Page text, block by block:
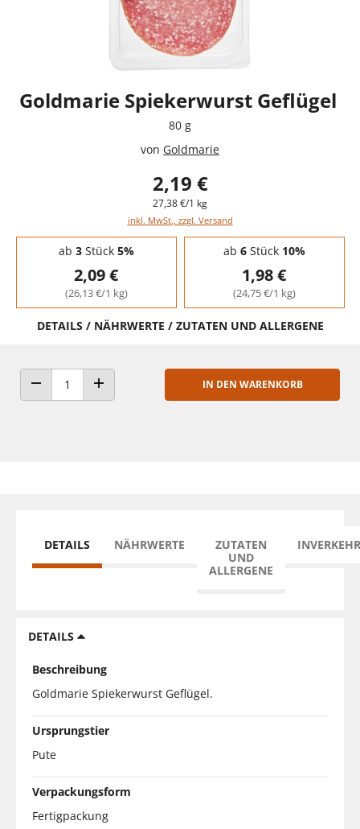
Goldmarie Spiekerwurst Geflügel
80 g
von Goldmarie
2,19 €
27,38 €/1 kg
inkl. MwSt., zzgl. Versand
Staffelpreise - Mengenrabatt
ab 3Stück 5%
2,09 €
(26,13 €/1 kg)
ab 6Stück 10%
1,98 €
(24,75 €/1 kg)
DETAILS / NÄHRWERTE / ZUTATEN UND ALLERGENE
ANZAHL VERRINGERNANZAHL ERHÖHEN
IN DEN WARENKORB
DETAILS NÄHRWERTE
ZUTATEN
UND
ALLERGENE
DETAILS
Beschreibung
Goldmarie Spiekerwurst Geflügel.
Ursprungstier
Pute
Verpackungsform
Fertigpackung